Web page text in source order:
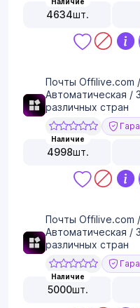
4634шт.
Почты Offilive.com
Автоматическая /
различных стран
Наличие
4998шт.
Почты Offilive.com
Автоматическая /
различных стран
Наличие
5000шт.